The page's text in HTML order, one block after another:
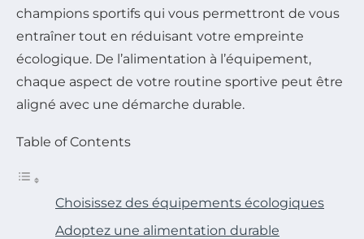
champions sportifs qui vous permettront de vous
entraîner tout en réduisant votre empreinte
écologique. De l’alimentation à l’équipement,
chaque aspect de votre routine sportive peut être
aligné avec une démarche durable.
Table of Contents
Choisissez des équipements écologiques
Adoptez une alimentation durable